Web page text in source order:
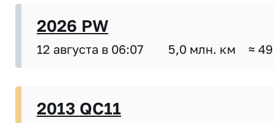
2026 PW
12 августа в 06:07 5,0 млн. км ≈
2013 QC11